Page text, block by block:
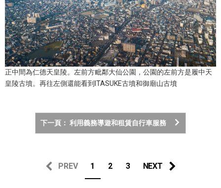
正中間為仁德天皇陵。左前方毗鄰大仙公園，公園的左前方是履中天
皇陵古墳。再往左側還能看到ITASUKE古墳和御廟山古墳
下一頁： 利用義務導遊和租賃自行車服務
PREV 1 2 3 NEXT